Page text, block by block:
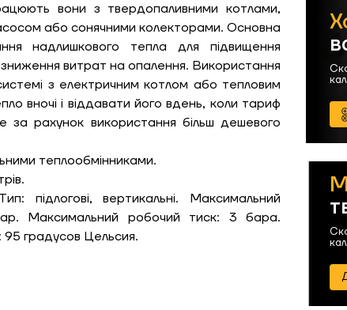
вони з твердопаливними котлами,
або сонячними колекторами. Основна
надлишкового тепла для підвищення
витрат на опалення. Використання
з електричним котлом або тепловим
вночі і віддавати його вдень, коли тариф
рахунок використання більш дешевого
теплообмінниками.
підлогові, вертикальні. Максимальний
Максимальний робочий тиск: 3 бара.
градусов Цельсия.
м
Довжина, м
утеплення,
Надіслати
ЗАМОВИТИ